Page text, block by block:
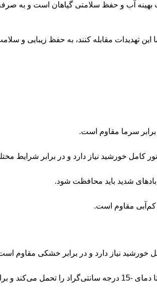
بهینه آب و حفظ سلامتی گیاهان است و
با این تهدیدات مقابله کنند، به حفظ زیبایی و
برابر سرما مقاوم است.​
کامل خورشید نیاز دارد و در برابر شرایط
شدید باید محافظت شود.​
کم‌آبی مقاوم است.​
خورشید نیاز دارد و در برابر خشکی مقاوم
درختچه‌ای همیشه‌سبز با برگ‌های براق و رنگارنگ است که در برابر آفتاب و باد مقاوم بوده و نیاز به مراقبت کمی دارد. این